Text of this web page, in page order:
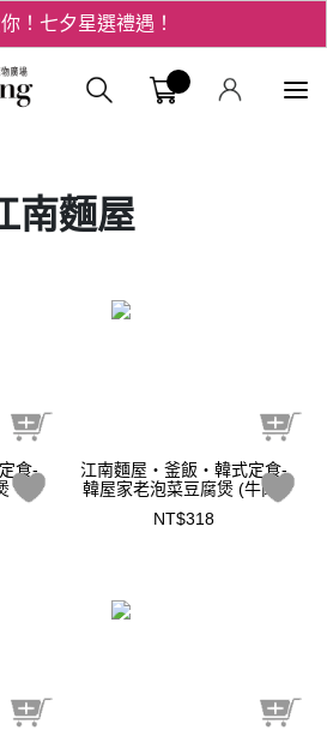
！七夕星選禮遇！
工藝精品 AIGNER 流量款
足 - 父親節精選專區
義大購物
南麵屋
食-
江南麵屋‧釜飯‧韓式定食-
韓屋家老泡菜豆腐煲 (牛肉)
NT$318